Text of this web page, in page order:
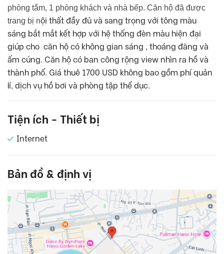
phòng tắm, 1 phòng khách và nhà bếp. Căn hộ đã được
trang bị nội thất đầy đủ và sang trọng với tông màu
sáng bắt mắt kết hợp với hệ thống đèn màu hiện đại
giúp cho căn hộ có không gian sáng , thoáng đãng và
ấm cúng. Căn hộ có ban công rộng view nhìn ra hồ và
thành phố. Giá thuê 1700 USD không bao gồm phí quản
lí, dịch vụ hồ bơi và phòng tập thể dục.
Tiện ích - Thiết bị
Internet
Bản đồ & định vị